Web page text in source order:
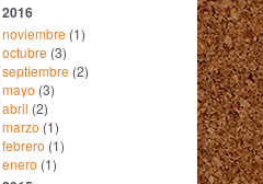
2016
noviembre (1)
octubre (3)
septiembre (2)
mayo (3)
abril (2)
marzo (1)
febrero (1)
enero (1)